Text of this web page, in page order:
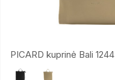
PICARD kuprinė Bali 1244